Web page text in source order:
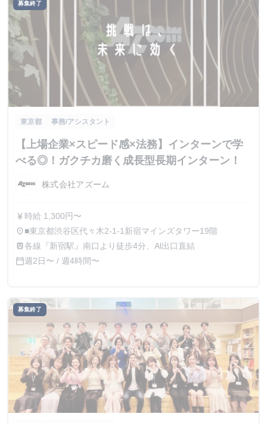
募集終了
東京都 事務/アシスタント
【上場企業×スピード感×法務】インターンで学
べる◎！ガクチカ磨く成長型長期インターン！
株式会社アズーム
currency_yen 時給 1,300円〜
place ■東京都渋谷区代々木2-1-1新宿マインズタワー19階
train 各線『新宿駅』南口より徒歩4分、Al出口直結
calendar_today週2日〜 / 週4時間〜
募集終了